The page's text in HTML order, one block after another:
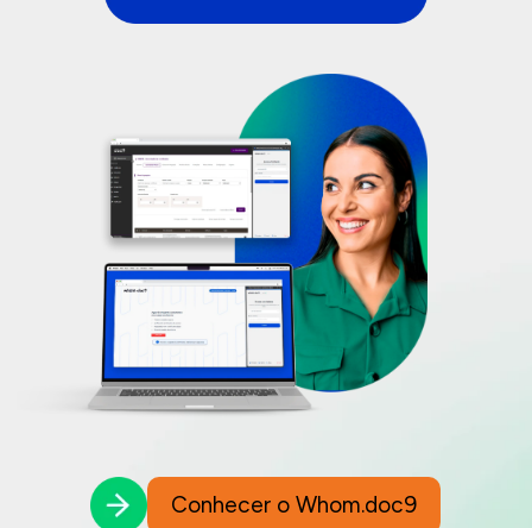
Conhecer o Whom.doc9